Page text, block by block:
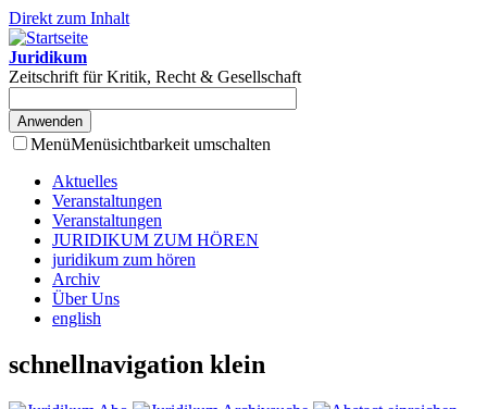
Direkt zum Inhalt
Juridikum
Zeitschrift für Kritik, Recht & Gesellschaft
MenüMenüsichtbarkeit umschalten
Aktuelles
Veranstaltungen
Veranstaltungen
JURIDIKUM ZUM HÖREN
juridikum zum hören
Archiv
Über Uns
english
schnellnavigation klein